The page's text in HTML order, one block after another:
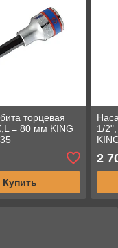
торцевая
= 80 мм KING
Купить
1/
2